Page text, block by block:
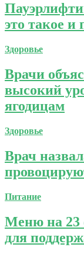
это такое и
Здоровье
Врачи
высокий
ягодицам
Здоровье
Врач
Питание
Меню на 23
для